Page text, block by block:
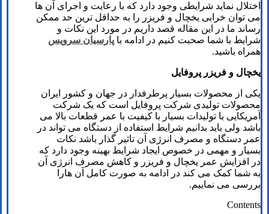
اختلال نماید شرایطی وجود دارد که با رعایت و اجرای آن ها
می توان خرابی یخچال و فریزر را به حداقل ترین حد ممکن
رساند ما در این مقاله قصد داریم در مورد این نکات و
شرایط با شما صحبت کنیم در ادامه با پارسیان سرویس
همراه باشید.
یخچال و فریزر پروفایل
یکی از محصولات بسیار پرطرفدار در جهان و کشور ایران
محصولات تولیدی شرکت پروفایل است که یک شرکت
آمریکایی با تولیدات بسیار با کیفیت با عمر قطعات بالا می
باشد ولی باید بدانیم شرایط استفاده از دستگاه می تواند در
عمر دستگاه و مصرف انرژی آن تاثیر گذار باشد نکات
بسیار و مهمی در خصوص ایجاد شرایط بهینه وجود دارد که
در افزایش عمر یخچال و فریزر و کاهش مصرف انرژی آن
به شما کمک می کند در ادامه به صورت کامل آن هارا
بررسی می نماییم.
Contents